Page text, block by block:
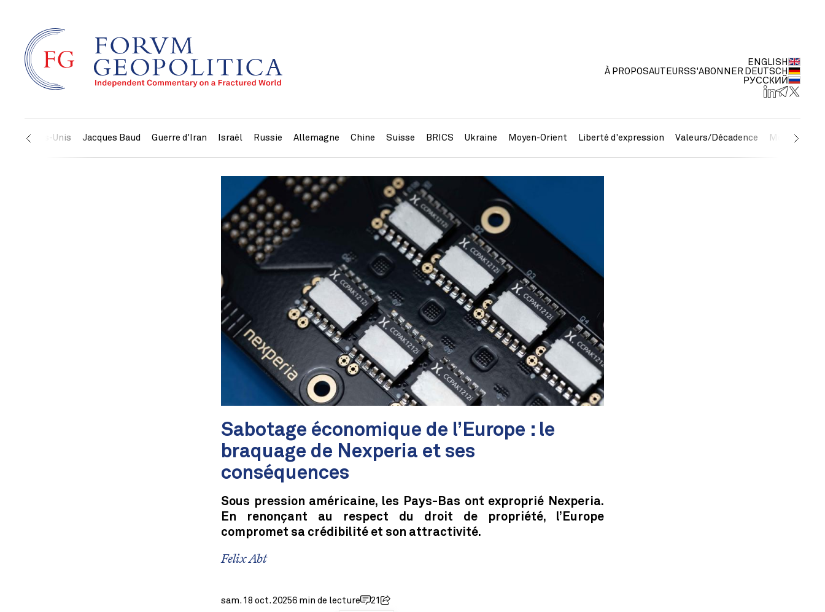
À PROPOSAUTEURSS'ABONNER
ENGLISH
DEUTSCH
РУССКИЙ
États-Unis Jacques Baud Guerre d'Iran Israël Russie Allemagne Chine Suisse BRICS Ukraine Moyen-Orient Liberté d'expression Valeurs/Décadence Métaux
Sabotage économique de l’Europe : le
braquage de Nexperia et ses
conséquences
Sous pression américaine, les Pays-Bas ont exproprié Nexperia.
En renonçant au respect du droit de propriété, l’Europe
compromet sa crédibilité et son attractivité.
Felix Abt
sam. 18 oct. 20256 min de lecture 21